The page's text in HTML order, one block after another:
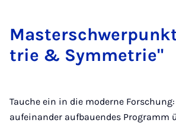
trie & Sym­me­trie"
Tauche ein in die moderne
aufeinander aufbauendes Programm